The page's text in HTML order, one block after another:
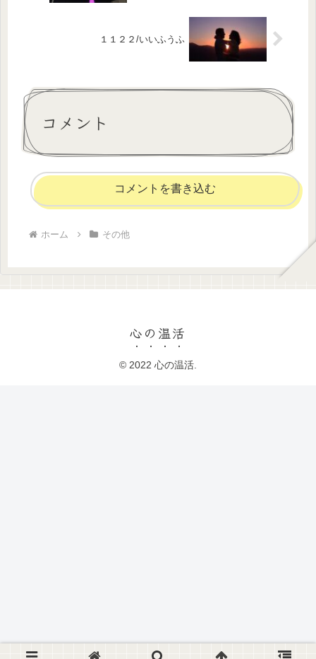
１１２２/いいふうふ
コメント
コメントを書き込む
ホーム その他
心の温活
© 2022 心の温活.